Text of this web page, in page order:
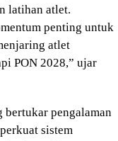
latihan atlet.
penting untuk
atlet
PON 2028,” ujar
bertukar pengalaman
sistem